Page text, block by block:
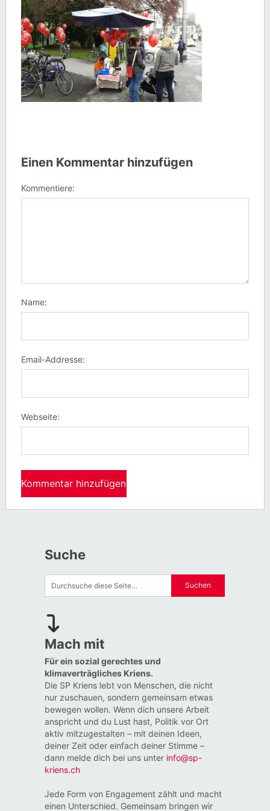
Einen Kommentar hinzufügen
Kommentiere:
Name:
Email-Addresse:
Webseite:
Suche
Mach mit
Für ein sozial gerechtes und
klimaverträgliches Kriens.
Die SP Kriens lebt von Menschen, die nicht
nur zuschauen, sondern gemeinsam etwas
bewegen wollen. Wenn dich unsere Arbeit
anspricht und du Lust hast, Politik vor Ort
aktiv mitzugestalten – mit deinen Ideen,
deiner Zeit oder einfach deiner Stimme –
dann melde dich bei uns unter info@sp-
kriens.ch
Jede Form von Engagement zählt und macht
einen Unterschied. Gemeinsam bringen wir